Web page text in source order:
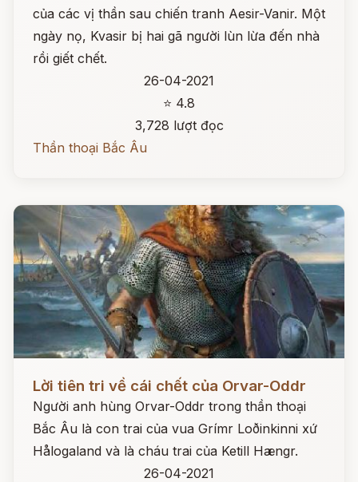
của các vị thần sau chiến tranh Aesir-Vanir. Một
ngày nọ, Kvasir bị hai gã người lùn lừa đến nhà
rồi giết chết.
26-04-2021
⭐ 4.8
3,728 lượt đọc
Thần thoại Bắc Âu
Lời tiên tri về cái chết của Orvar-Oddr
Người anh hùng Orvar-Oddr trong thần thoại
Bắc Âu là con trai của vua Grímr Loðinkinni xứ
Hålogaland và là cháu trai của Ketill Hængr.
26-04-2021